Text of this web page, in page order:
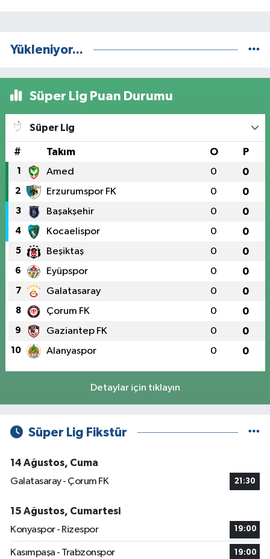
Yükleniyor...
Süper Lig Puan Durumu
Süper Lig
# Takım O P
1 Amed 0 0
2 Erzurumspor FK 0 0
3 Başakşehir 0 0
4 Kocaelispor 0 0
5 Beşiktaş 0 0
6 Eyüpspor 0 0
7 Galatasaray 0 0
8 Çorum FK 0 0
9 Gaziantep FK 0 0
10 Alanyaspor 0 0
Detaylar için tıklayın
Süper Lig Fikstür
14 Ağustos, Cuma
Galatasaray - Çorum FK
21:30
15 Ağustos, Cumartesi
Konyaspor - Rizespor
19:00
Kasımpaşa - Trabzonspor 19:00